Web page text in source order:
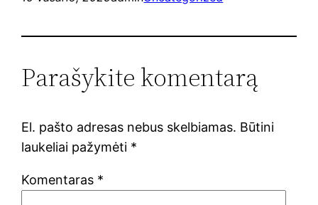
Parašykite komentarą
El. pašto adresas nebus skelbiamas. Būtini
laukeliai pažymėti *
Komentaras *